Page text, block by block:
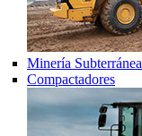
Minería Subterránea
Compactadores